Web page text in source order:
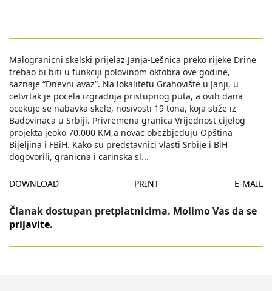
Malogranicni skelski prijelaz Janja-Lešnica preko rijeke Drine
trebao bi biti u funkciji polovinom oktobra ove godine,
saznaje “Dnevni avaz”. Na lokalitetu Grahovište u Janji, u
cetvrtak je pocela izgradnja pristupnog puta, a ovih dana
ocekuje se nabavka skele, nosivosti 19 tona, koja stiže iz
Badovinaca u Srbiji. Privremena granica Vrijednost cijelog
projekta jeoko 70.000 KM,a novac obezbjeduju Opština
Bijeljina i FBiH. Kako su predstavnici vlasti Srbije i BiH
dogovorili, granicna i carinska sl...
DOWNLOAD PRINT E-MAIL
Članak dostupan pretplatnicima. Molimo Vas da se
prijavite.